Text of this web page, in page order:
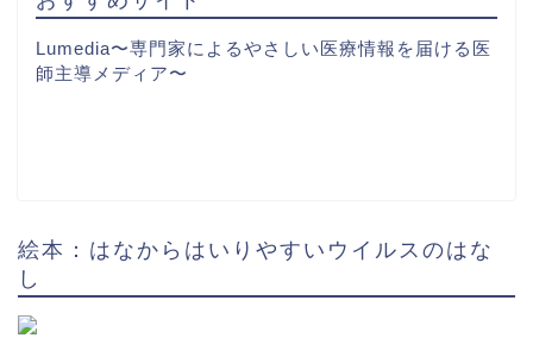
Lumedia〜専門家によるやさしい医療情報を届ける医
師主導メディア〜
絵本：はなからはいりやすいウイルスのはな
し